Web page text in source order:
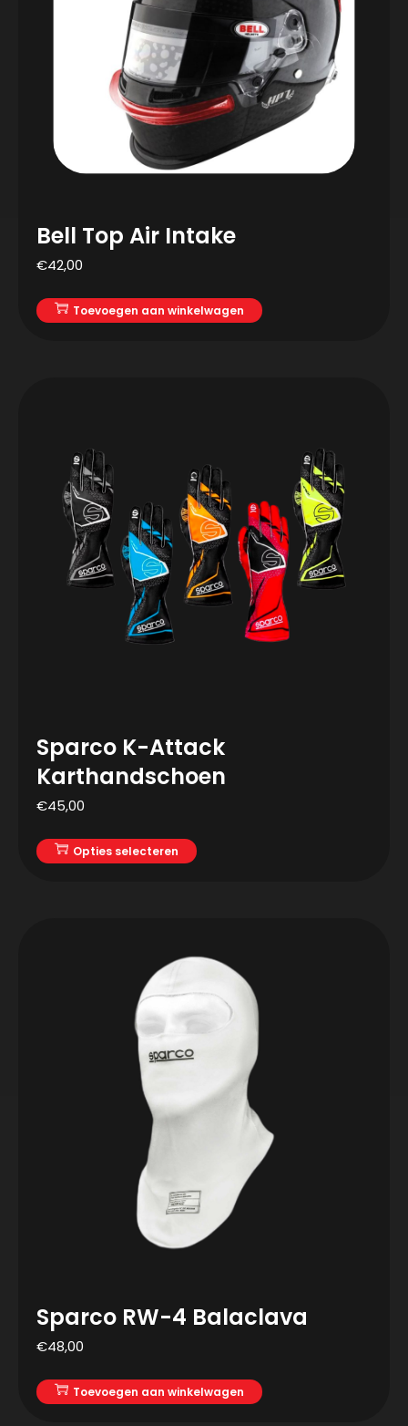
Bell Top Air Intake
€42,00
Toevoegen aan winkelwagen
Sparco K-Attack
Karthandschoen
€45,00
Opties selecteren
Sparco RW-4 Balaclava
€48,00
Toevoegen aan winkelwagen